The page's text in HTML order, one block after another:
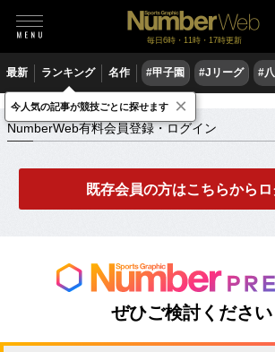
毎日6時・11時・17時更新
最新 ランキング 名作 #甲子園 #Jリーグ #
NumberWeb有料会員登録・ログイン
NumberWeb有料会員登録・ログイン
既存会員の方はこちらから
ぜひご検討ください
今人気の記事が競技ごとに探せます ×